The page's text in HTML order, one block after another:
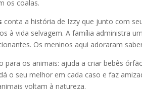
os coalas.
conta a história de Izzy que junto com
à vida selvagem. A família administra
Os meninos aqui adoraram
para os animais: ajuda a criar bebês
o seu melhor em cada caso e faz
voltam à natureza.